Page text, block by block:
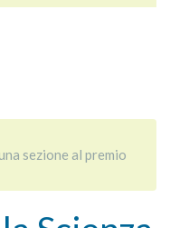
sezione al premio